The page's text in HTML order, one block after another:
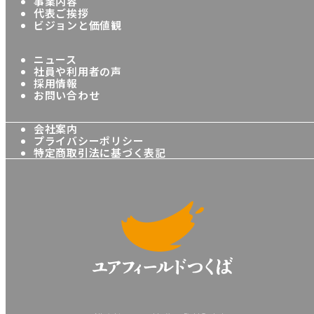
代表ご挨拶
ビジョンと価値観
ニュース
社員や利用者の声
採用情報
お問い合わせ
会社案内
プライバシーポリシー
特定商取引法に基づく表記